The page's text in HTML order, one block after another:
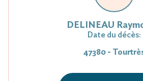
DELINEAU
Date du décès:
47380 -